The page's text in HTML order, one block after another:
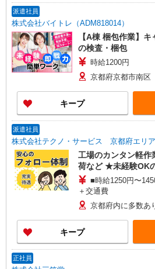
派遣社員
株式会社バイトレ（ADM818014）
【A棟 梱包作業】
の検査・梱包
時給1200円
京都府京都市南区
キープ
派遣社員
株式会社テクノ・サービス 京都府エリア
工場のカンタン軽作
荷など ★未経験OK
■時給1250円〜
＋交通費
京都府内に多数あ
キープ
正社員